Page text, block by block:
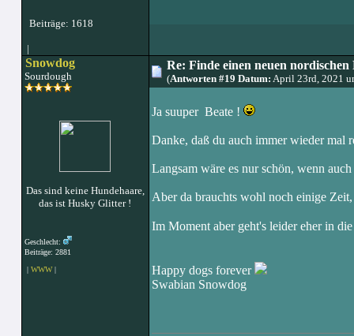
Beiträge: 1618
|
Snowdog
Sourdough
Das sind keine Hundehaare,
das ist Husky Glitter !
Geschlecht:
Beiträge: 2881
| WWW|
Re: Finde einen neuen
(Antworten #19 Datum: April 23rd, 2021
Ja suuper Beate !
Danke, daß du auch immer wieder mal
Langsam wäre es nur schön, wenn
Aber da brauchts wohl noch einige
Im Moment aber geht's leider eher in
Happy dogs forever
Swabian Snowdog